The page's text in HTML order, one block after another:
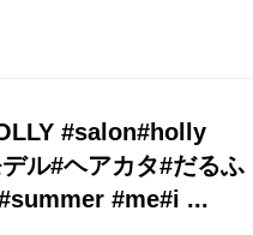
#salon#holly
ル#ヘアカタ#だるふ
#me#i ...